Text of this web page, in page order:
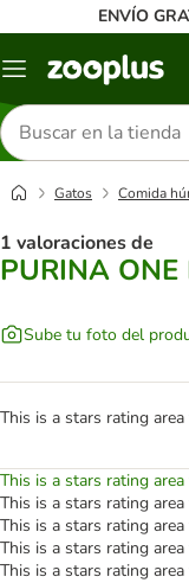
ENVÍO
Menú
Buscar
productos
Gatos Comida
1 valoraciones de
PURINA
Sube tu foto del
This is a stars rating
This is a stars rating
This is a stars rating
This is a stars rating
This is a stars rating
This is a stars rating